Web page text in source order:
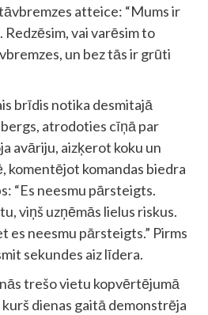
atteice: “Mums ir
vai varēsim to
un bez tās ir grūti
brīdis notika desmitajā
atrodoties cīņā par
avāriju, aizķerot koku un
komentējot komandas biedra
“Es neesmu pārsteigts.
viņš uzņēmās lielus riskus.
es neesmu pārsteigts.” Pirms
sekundes aiz līdera.
trešo vietu kopvērtējumā
kurš dienas gaitā demonstrēja